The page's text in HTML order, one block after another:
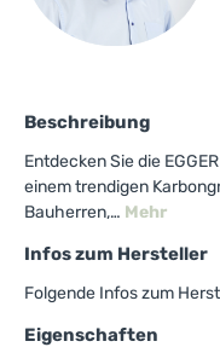
Beschreibung
Entdecken Sie die
einem trendigen
Bauherren,… Mehr
Infos zum Hersteller
Folgende Infos zum
Eigenschaften